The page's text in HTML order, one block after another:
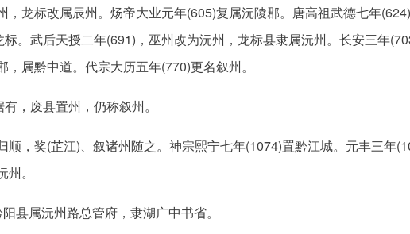
，龙标改属辰州。炀帝大业元年(605)复属沅陵郡。唐高祖武德七年
。武后天授二年(691)，巫州改为沅州，龙标县隶属沅州。长安三年
属黔中道。代宗大历五年(770)更名叙州。
，废县置州，仍称叙州。
顺，奖(芷江)、叙诸州随之。神宗熙宁七年(1074)置黔江城。元丰三年
。
县属沅州路总管府，隶湖广中书省。